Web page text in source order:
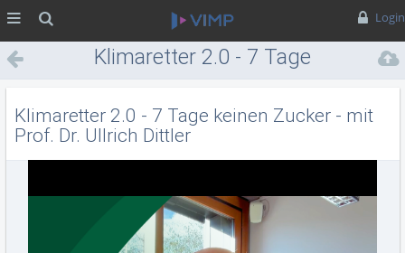
Login
Klimaretter 2.0 - 7 Tage
keinen Zucker - mit Prof. Dr.
Ullrich Dittler
Klimaretter 2.0 - 7 Tage keinen Zucker - mit
Prof. Dr. Ullrich Dittler